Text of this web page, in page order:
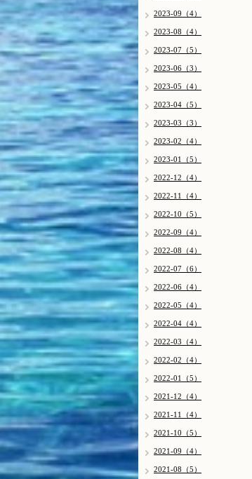
2023-09（4）
2023-08（4）
2023-07（5）
2023-06（3）
2023-05（4）
2023-04（5）
2023-03（3）
2023-02（4）
2023-01（5）
2022-12（4）
2022-11（4）
2022-10（5）
2022-09（4）
2022-08（4）
2022-07（6）
2022-06（4）
2022-05（4）
2022-04（4）
2022-03（4）
2022-02（4）
2022-01（5）
2021-12（4）
2021-11（4）
2021-10（5）
2021-09（4）
2021-08（5）